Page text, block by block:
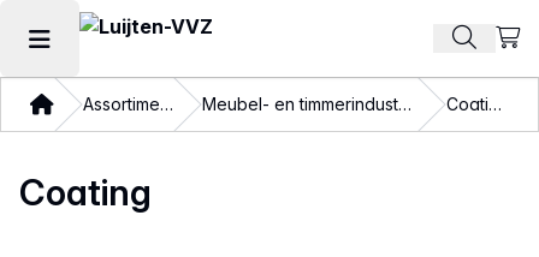
Hoofdmenu openen Zoek
Thuis Assortiment Meubel- en timmerindustrie Coating
Coating